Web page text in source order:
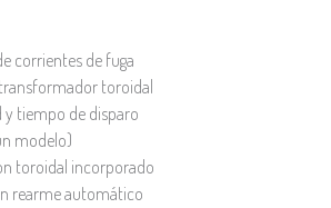
corrientes de fuga
toroidal
y tiempo de disparo
modelo)
toroidal incorporado
rearme automático